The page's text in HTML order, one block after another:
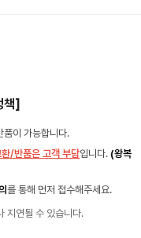
책]
품이 가능합니다.
/반품은 고객 부담입니다. (왕복
를 통해 먼저 접수해주세요.
지연될 수 있습니다.